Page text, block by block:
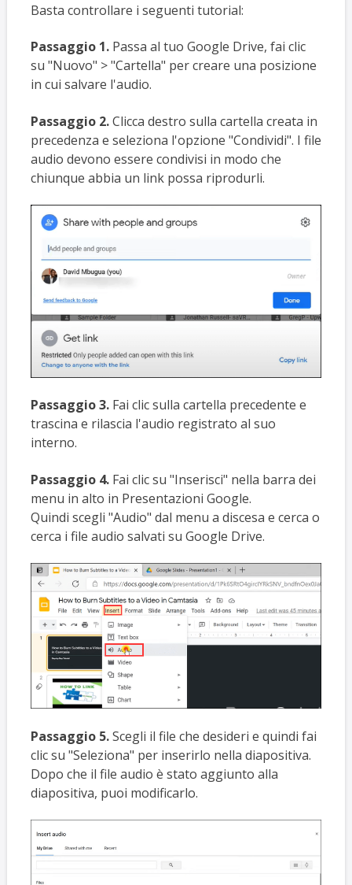
Basta controllare i seguenti tutorial:
Passaggio 1. Passa al tuo Google Drive, fai clic
su "Nuovo" > "Cartella" per creare una posizione
in cui salvare l'audio.
Passaggio 2.Clicca destro sulla cartella creata in
precedenza e seleziona l'opzione "Condividi". I file
audio devono essere condivisi in modo che
chiunque abbia un link possa riprodurli.
Passaggio 3. Fai clic sulla cartella precedente e
trascina e rilascia l'audio registrato al suo
interno.
Passaggio 4. Fai clic su "Inserisci" nella barra dei
menu in alto in Presentazioni Google.
Quindi scegli "Audio" dal menu a discesa e cerca o
cerca i file audio salvati su Google Drive.
Passaggio 5.Scegli il file che desideri e quindi fai
clic su "Seleziona" per inserirlo nella diapositiva.
Dopo che il file audio è stato aggiunto alla
diapositiva, puoi modificarlo.